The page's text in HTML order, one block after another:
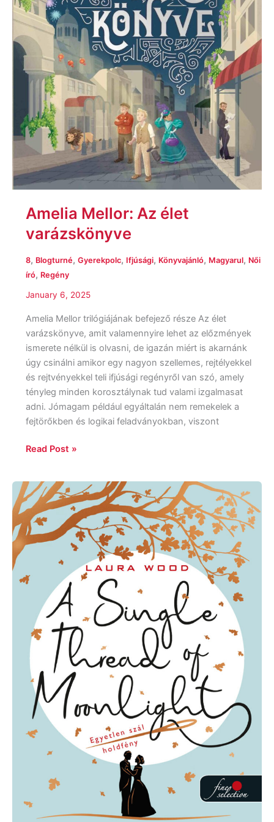
Amelia Mellor: Az élet
varázskönyve
8, Blogturné, Gyerekpolc, Ifjúsági, Könyvajánló, Magyarul, Női
író, Regény
January 6, 2025
Amelia Mellor trilógiájának befejező része Az élet
varázskönyve, amit valamennyire lehet az előzmények
ismerete nélkül is olvasni, de igazán miért is akarnánk
úgy csinálni amikor egy nagyon szellemes, rejtélyekkel
és rejtvényekkel teli ifjúsági regényről van szó, amely
tényleg minden korosztálynak tud valami izgalmasat
adni. Jómagam például egyáltalán nem remekelek a
fejtörőkben és logikai feladványokban, viszont
Read Post »
Laura
Wood:
A
Single
Thread
Moonlight
Egyetlen
szál
holdfény